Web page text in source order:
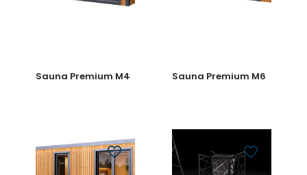
Sauna Premium M4 Sauna Premium M6